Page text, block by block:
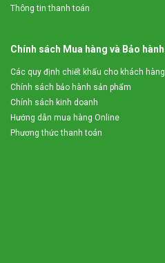
Thông tin thanh toán
Chính sách Mua hàng và Bảo hành
Các quy định chiết khấu cho khách hàng
Chính sách bảo hành sản phẩm
Chính sách kinh doanh
Hướng dẫn mua hàng Online
Phương thức thanh toán